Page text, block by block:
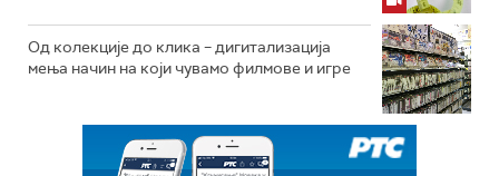
Од колекције до клика – дигитализација
мења начин на који чувамо филмове и игре